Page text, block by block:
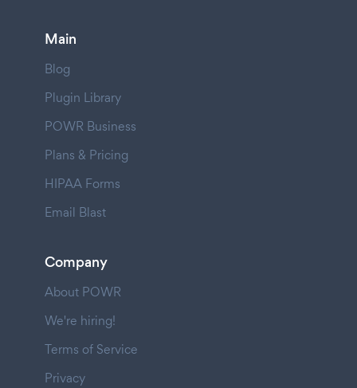
Main
Blog
Plugin Library
POWR Business
Plans & Pricing
HIPAA Forms
Email Blast
Company
About POWR
We're hiring!
Terms of Service
Privacy